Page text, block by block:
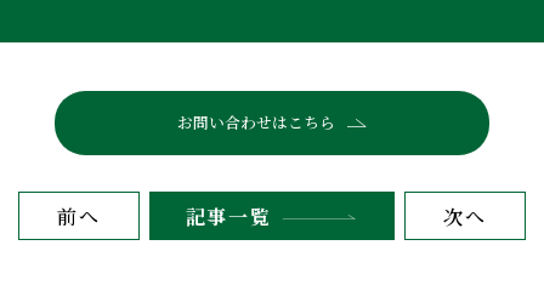
お問い合わせはこちら
前へ 記事一覧 次へ